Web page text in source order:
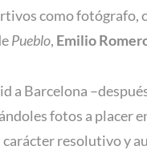
como fotógrafo,
Pueblo, Emilio
a Barcelona
fotos a placer
resolutivo y